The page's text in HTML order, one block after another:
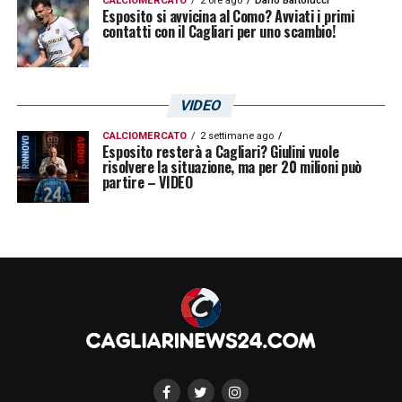
LA PLAYLIST DELLE NOSTRE TOP NEWS
Esposito si avvicina al Como? Avviati i primi
contatti con il Cagliari per uno scambio!
VIDEO
CALCIOMERCATO 2 settimane ago
Esposito resterà a Cagliari? Giulini vuole
risolvere la situazione, ma per 20 milioni può
partire – VIDEO